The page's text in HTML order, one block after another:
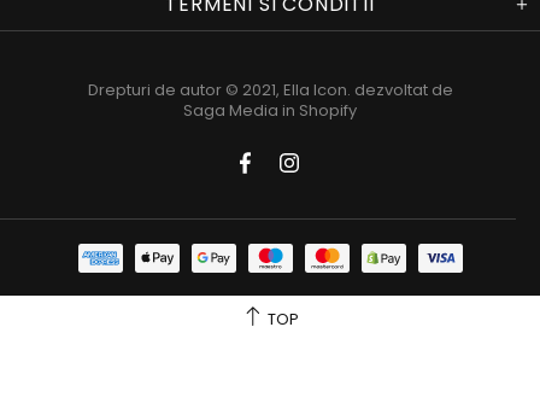
Drepturi de autor © 2021, Ella Icon. dezvoltat de
Saga Media in Shopify
TOP